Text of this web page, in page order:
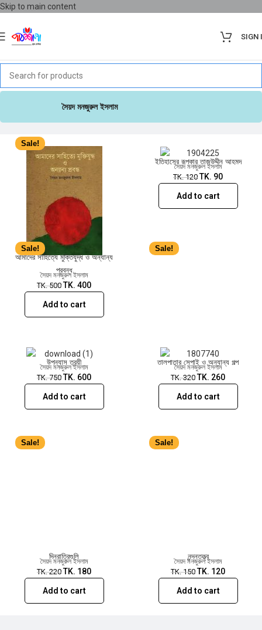
Skip to main content
SIGN
সৈয়দ মনজুরুল ইসলাম
Sale!
আমাদের সাহিত্যে মুক্তিযুদ্ধ ও অন্যান্য
প্রবন্ধ
সৈয়দ মনজুরুল ইসলাম
TK.500 TK. 400
Add to cart
ইতিহাসের রূপকার তাজউদ্দীন আহমদ
সৈয়দ মনজুরুল ইসলাম
TK.120 TK. 90
Add to cart
Sale!
উপন্যাস ত্রয়ী
সৈয়দ মনজুরুল ইসলাম
TK.750 TK. 600
Add to cart
Sale!
তালপাতার সেপাই ও অন্যান্য গল্প
সৈয়দ মনজুরুল ইসলাম
TK.320 TK. 260
Add to cart
Sale!
দিনরাত্রিগুলি
সৈয়দ মনজুরুল ইসলাম
TK.220 TK. 180
Add to cart
Sale!
নন্দনতত্ত্ব
সৈয়দ মনজুরুল ইসলাম
TK.150 TK. 120
Add to cart